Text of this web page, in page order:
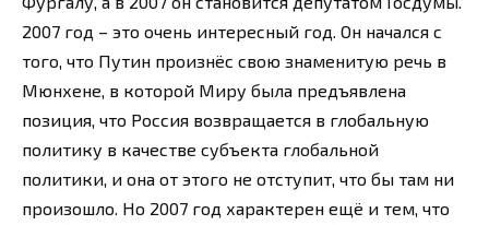
2007 год – это очень интересный год. Он начался с
того, что Путин произнёс свою знаменитую речь в
Мюнхене, в которой Миру была предъявлена
позиция, что Россия возвращается в глобальную
политику в качестве субъекта глобальной
политики, и она от этого не отступит, что бы там ни
произошло. Но 2007 год характерен ещё и тем, что